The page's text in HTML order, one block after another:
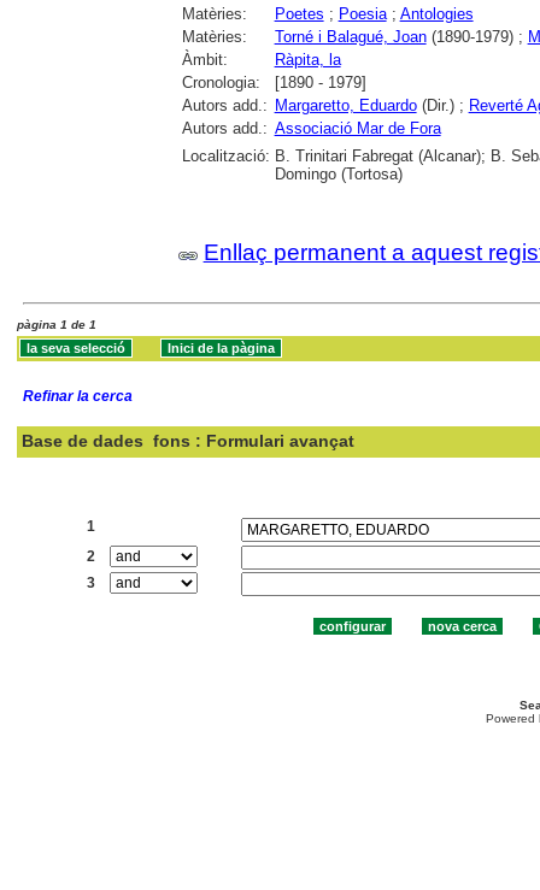
Matèries: Poetes ; Poesia; Antologies
Matèries:
Torné i Balagué, Joan(1890-1979) ;
Àmbit:
Ràpita, la
Cronologia:
[1890 - 1979]
Autors add.: Margaretto, Eduardo(Dir.) ; Reverté
Autors add.: Associació Mar de Fora
Localització: B. Trinitari Fabregat (Alcanar); B.
Domingo (Tortosa)
Enllaç permanent a aquest
pàgina 1 de 1
Refinar la cerca
Base de dades fons : Formulari avançat
1
2
3